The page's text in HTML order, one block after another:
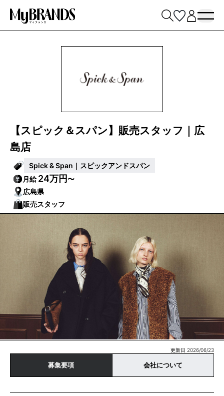
【スピック＆スパン】販売スタッフ｜広
島店
Spick & Span｜スピックアンドスパン
月給24万円〜
広島県
販売スタッフ
更新日 2026/06/23
募集要項 会社について